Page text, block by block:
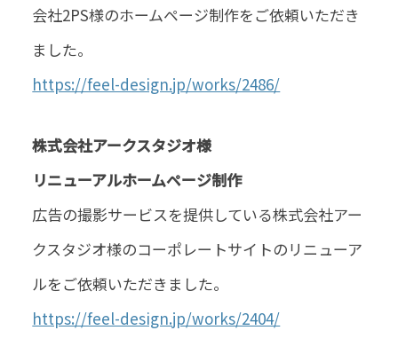
会社2PS様のホームページ制作をご依頼いただき
ました。
https://feel-design.jp/works/2486/
株式会社アークスタジオ様
リニューアルホームページ制作
広告の撮影サービスを提供している株式会社アー
クスタジオ様のコーポレートサイトのリニューア
ルをご依頼いただきました。
https://feel-design.jp/works/2404/